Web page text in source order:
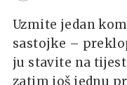
Uzmite jedan
sastojke –
ju stavite na
zatim još jednu